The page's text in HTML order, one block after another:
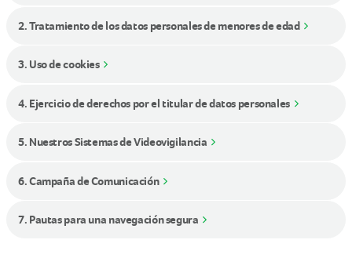
2. Tratamiento de los datos personales de menores de edad
3. Uso de cookies
4. Ejercicio de derechos por el titular de datos personales
5. Nuestros Sistemas de Videovigilancia
6. Campaña de Comunicación
7. Pautas para una navegación segura